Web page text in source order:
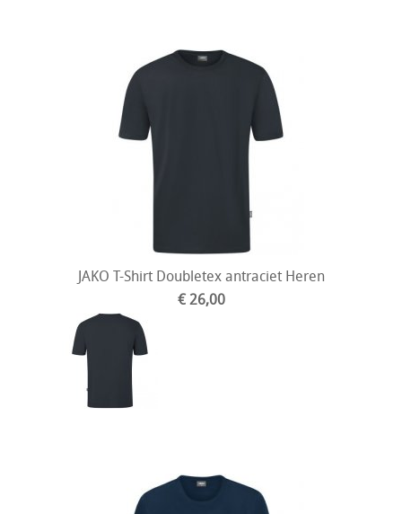
JAKO T-Shirt Doubletex antraciet Heren
€ 26,00